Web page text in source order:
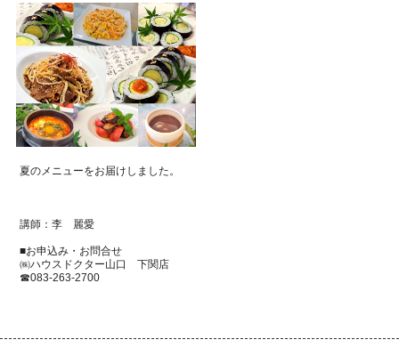
夏のメニューをお届けしました。
講師：李 麗愛
■お申込み・お問合せ
㈱ハウスドクター山口 下関店
☎083-263-2700